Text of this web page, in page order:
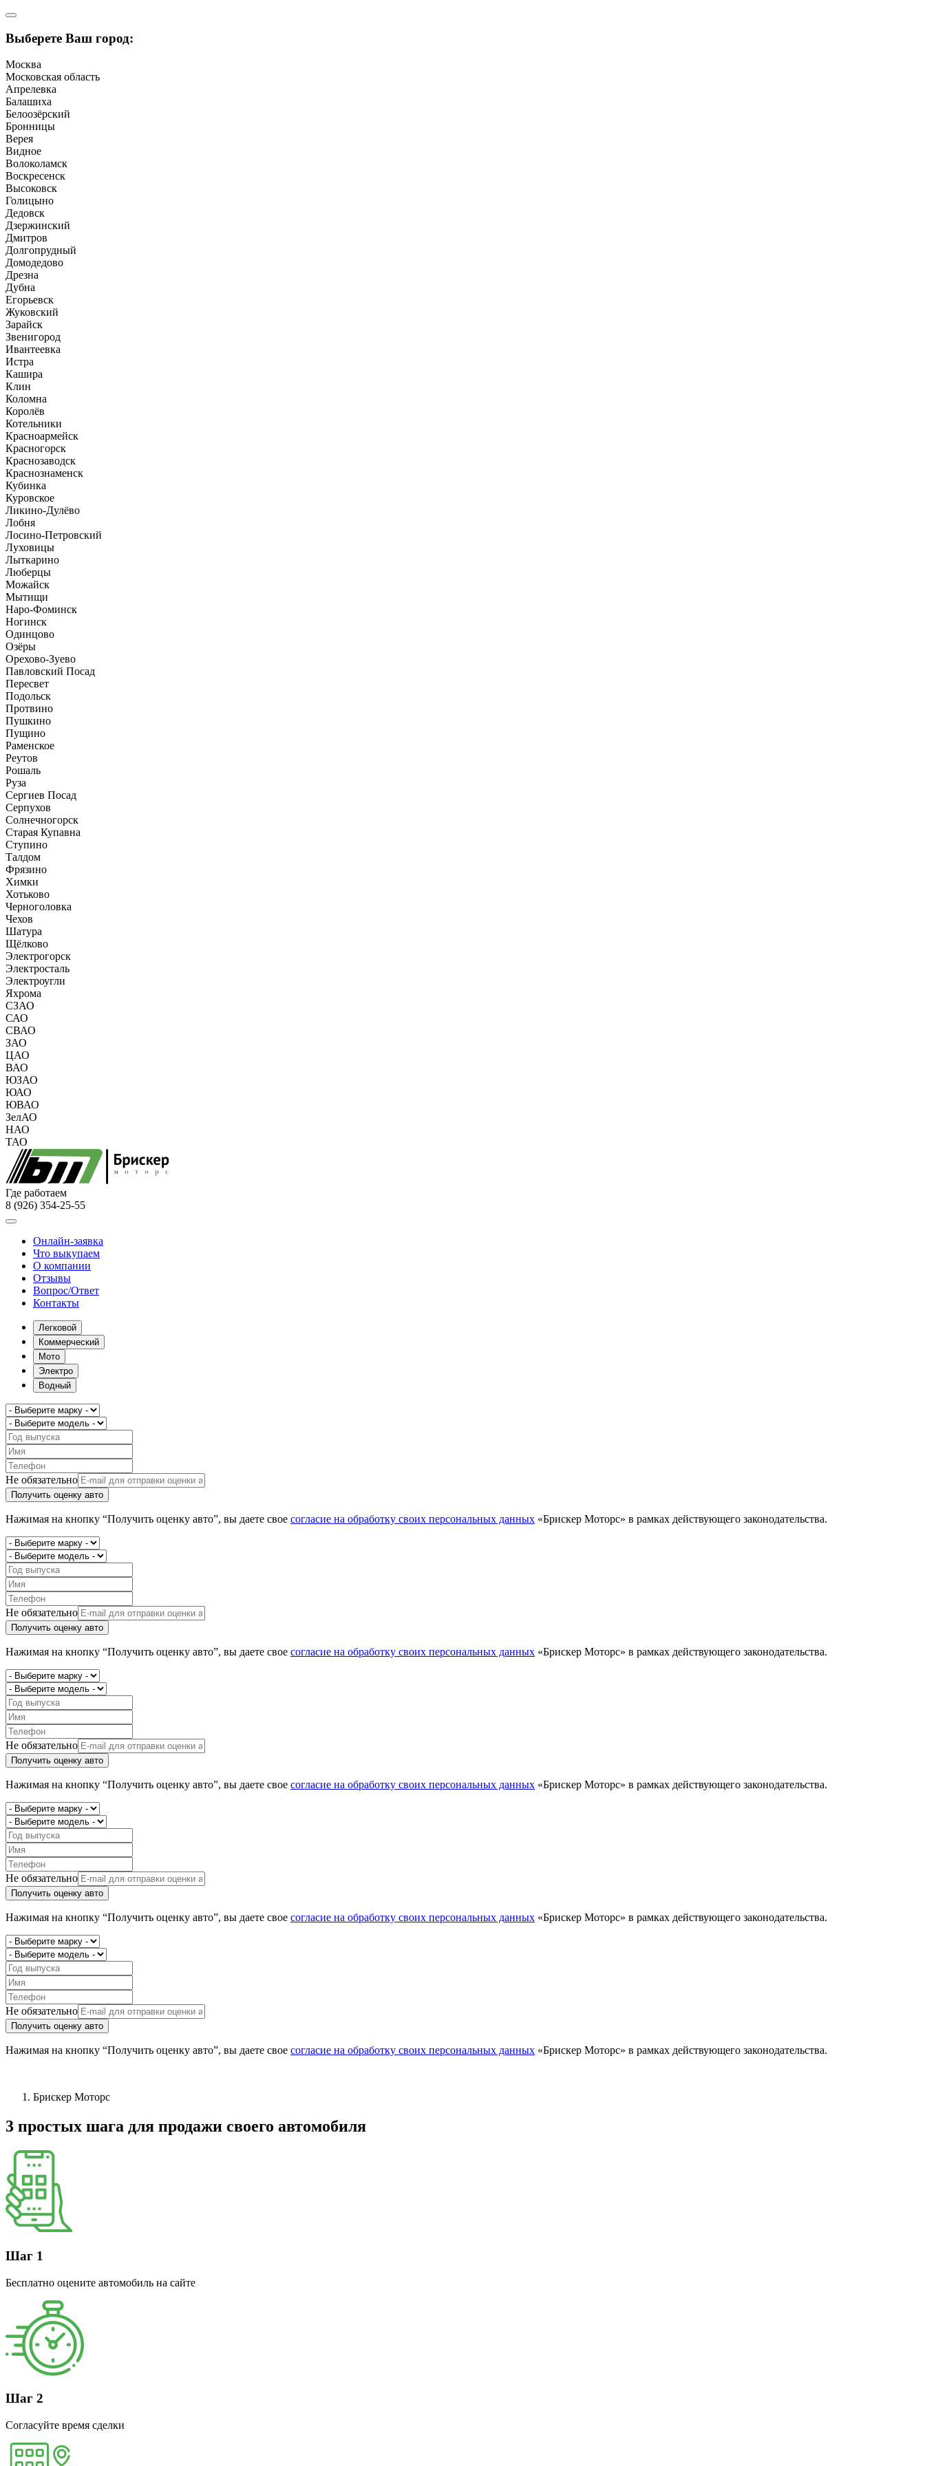
Выберете Ваш город:
Москва
Московская область
Апрелевка
Балашиха
Белоозёрский
Бронницы
Верея
Видное
Волоколамск
Воскресенск
Высоковск
Голицыно
Дедовск
Дзержинский
Дмитров
Долгопрудный
Домодедово
Дрезна
Дубна
Егорьевск
Жуковский
Зарайск
Звенигород
Ивантеевка
Истра
Кашира
Клин
Коломна
Королёв
Котельники
Красноармейск
Красногорск
Краснозаводск
Краснознаменск
Кубинка
Куровское
Ликино-Дулёво
Лобня
Лосино-Петровский
Луховицы
Лыткарино
Люберцы
Можайск
Мытищи
Наро-Фоминск
Ногинск
Одинцово
Озёры
Орехово-Зуево
Павловский Посад
Пересвет
Подольск
Протвино
Пушкино
Пущино
Раменское
Реутов
Рошаль
Руза
Сергиев Посад
Серпухов
Солнечногорск
Старая Купавна
Ступино
Талдом
Фрязино
Химки
Хотьково
Черноголовка
Чехов
Шатура
Щёлково
Электрогорск
Электросталь
Электроугли
Яхрома
СЗАО
САО
СВАО
ЗАО
ЦАО
ВАО
ЮЗАО
ЮАО
ЮВАО
ЗелАО
НАО
ТАО
Где работаем
8 (926) 354-25-55
Онлайн-заявка
Что выкупаем
О компании
Отзывы
Вопрос/Ответ
Контакты
Легковой
Коммерческий
Мото
Электро
Водный
Не обязательно
Получить оценку авто
Нажимая на кнопку “Получить оценку авто”, вы даете свое согласие на обработку своих персональных данных «Брискер Моторс» в рамках действующего законодательства.
Не обязательно
Получить оценку авто
Нажимая на кнопку “Получить оценку авто”, вы даете свое согласие на обработку своих персональных данных «Брискер Моторс» в рамках действующего законодательства.
Не обязательно
Получить оценку авто
Нажимая на кнопку “Получить оценку авто”, вы даете свое согласие на обработку своих персональных данных «Брискер Моторс» в рамках действующего законодательства.
Не обязательно
Получить оценку авто
Нажимая на кнопку “Получить оценку авто”, вы даете свое согласие на обработку своих персональных данных «Брискер Моторс» в рамках действующего законодательства.
Не обязательно
Получить оценку авто
Нажимая на кнопку “Получить оценку авто”, вы даете свое согласие на обработку своих персональных данных «Брискер Моторс» в рамках действующего законодательства.
Брискер Моторс
3 простых шага для продажи своего автомобиля
Шаг 1
Бесплатно оцените автомобиль на сайте
Шаг 2
Согласуйте время сделки